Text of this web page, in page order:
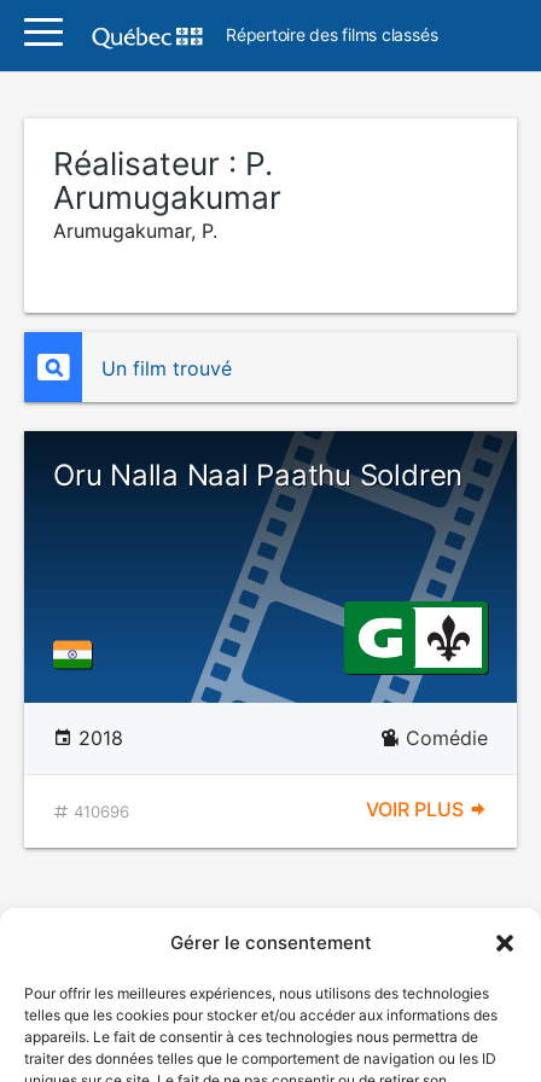
Gérer le consentement
Pour offrir les meilleures expériences, nous utilisons des technologies
telles que les cookies pour stocker et/ou accéder aux informations des
appareils. Le fait de consentir à ces technologies nous permettra de
traiter des données telles que le comportement de navigation ou les ID
Répertoire des films classés
Réalisateur : P.
Arumugakumar
Arumugakumar, P.
Un film trouvé
Oru Nalla Naal Paathu Soldren
2018 Comédie
410696 VOIR PLUS